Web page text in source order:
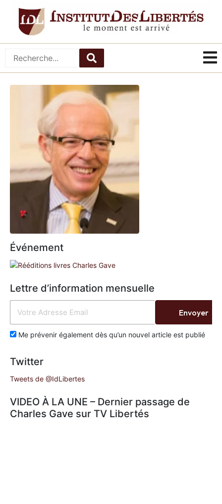
Événement
Lettre d’information mensuelle
Me prévenir également dès qu’un nouvel article est publié
Envoyer
Twitter
Tweets de @IdLibertes
VIDEO À LA UNE – Dernier passage de
Charles Gave sur TV Libertés